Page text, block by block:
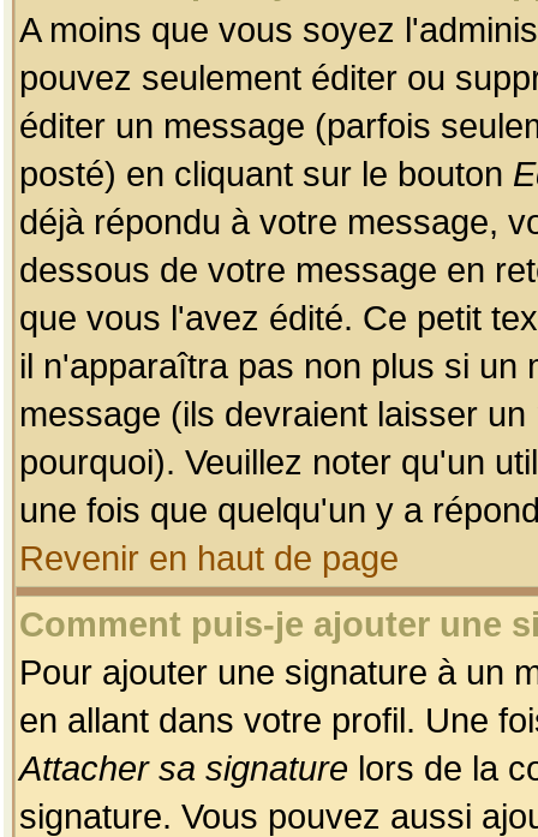
A moins que vous soyez
pouvez seulement éditer ou
éditer un message (parfois
posté) en cliquant sur le bouton
déjà répondu à votre message,
dessous de votre message en
que vous l'avez édité. Ce petit
il n'apparaîtra pas non plus si un
message (ils devraient laisser
pourquoi). Veuillez noter qu'un
une fois que quelqu'un y a
Revenir en haut de page
Comment puis-je ajouter une
Pour ajouter une signature à un
en allant dans votre profil. Une
Attacher sa signature lors de la
signature. Vous pouvez aussi